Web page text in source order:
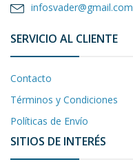
infosvader@gmail.com
SERVICIO AL CLIENTE
Contacto
Términos y Condiciones
Políticas de Envío
SITIOS DE INTERÉS